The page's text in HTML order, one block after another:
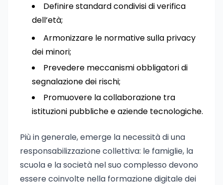
Definire standard condivisi di verifica
dell’età;
Armonizzare le normative sulla privacy
dei minori;
Prevedere meccanismi obbligatori di
segnalazione dei rischi;
Promuovere la collaborazione tra
istituzioni pubbliche e aziende tecnologiche.
Più in generale, emerge la necessità di una
responsabilizzazione collettiva: le famiglie, la
scuola e la società nel suo complesso devono
essere coinvolte nella formazione digitale dei